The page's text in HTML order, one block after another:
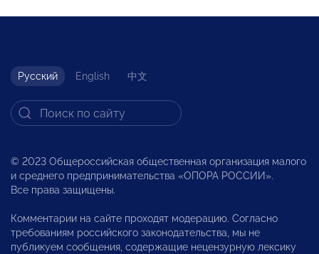
Русский English 中文
© 2023 Общероссийская общественная организация малого
и среднего предпринимательства «ОПОРА РОССИИ».
Все права защищены.
Комментарии на сайте проходят модерацию. Согласно
требованиям российского законодательства, мы не
публикуем сообщения, содержащие нецензурную лексику